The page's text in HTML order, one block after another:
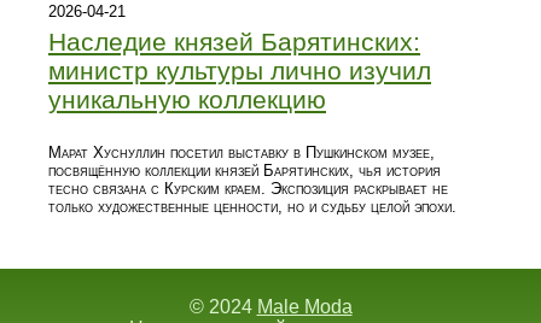
2026-04-21
Наследие князей Барятинских:
министр культуры лично изучил
уникальную коллекцию
Марат Хуснуллин посетил выставку в Пушкинском музее,
посвящённую коллекции князей Барятинских, чья история
тесно связана с Курским краем. Экспозиция раскрывает не
только художественные ценности, но и судьбу целой эпохи.
© 2024 Male Moda